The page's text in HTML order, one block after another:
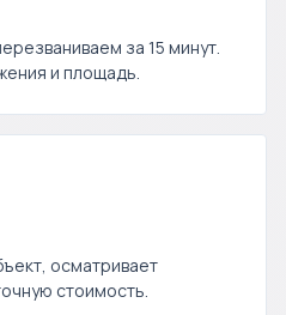
за 15 минут.
и площадь.
осматривает
стоимость.